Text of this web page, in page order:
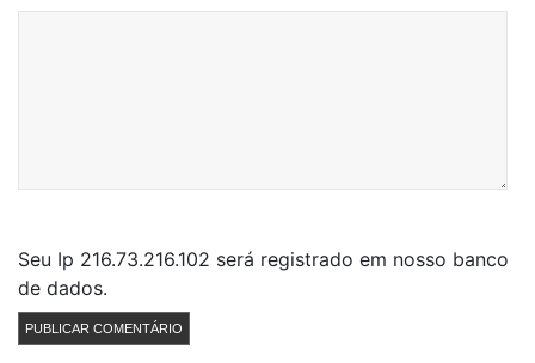
Seu Ip 216.73.216.102 será registrado em nosso banco
de dados.